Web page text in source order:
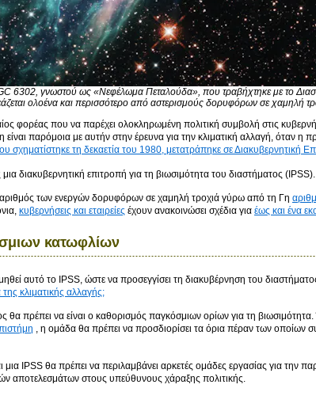
6302, γνωστού ως «Νεφέλωμα Πεταλούδα», που τραβήχτηκε με το
ολοένα και περισσότερο από αστερισμούς δορυφόρων σε χαμηλή
φορέας που να παρέχει ολοκληρωμένη πολιτική συμβολή στις
παρόμοια με αυτήν στην έρευνα για την κλιματική αλλαγή, όταν η
σχηματίστηκε τη δεκαετία του 1980, μετατράπηκε σε Διακυβερνητική
διακυβερνητική επιτροπή για τη βιωσιμότητα του διαστήματος (IPSS).
των ενεργών δορυφόρων σε χαμηλή τροχιά γύρω από τη Γη
κυβερνήσεις και εταιρείες έχουν ανακοινώσει σχέδια για έως και ένα
κατωφλίων
αυτό το IPSS, ώστε να προσεγγίσει τη διακυβέρνηση του
κλιματικής αλλαγής;
θα πρέπει να είναι ο καθορισμός παγκόσμιων ορίων για τη
, η ομάδα θα πρέπει να προσδιορίσει τα όρια πέραν των οποίων
μια IPSS θα πρέπει να περιλαμβάνει αρκετές ομάδες εργασίας για την
αποτελεσμάτων στους υπεύθυνους χάραξης πολιτικής.